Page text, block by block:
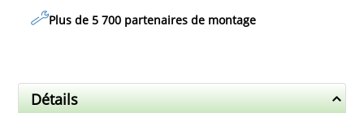
Plus de 5 700 partenaires de montage
Détails